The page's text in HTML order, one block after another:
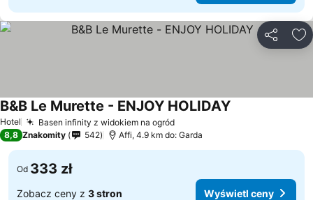
Hotel Basen infinity z widokiem na ogród
B&B Le Murette - ENJOY HOLIDAY
8,8 Znakomity 542 Affi, 4.9 km do: Garda
Od 333 zł
Zobacz ceny z 3 stron Wyświetl ceny